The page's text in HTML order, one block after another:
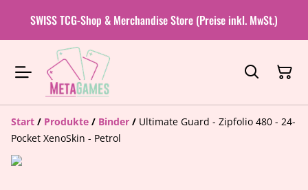
SWISS TCG-Shop & Merchandise Store (Preise inkl. MwSt.)
Start / Produkte / Binder / Ultimate Guard - Zipfolio 480 - 24-
Pocket XenoSkin - Petrol